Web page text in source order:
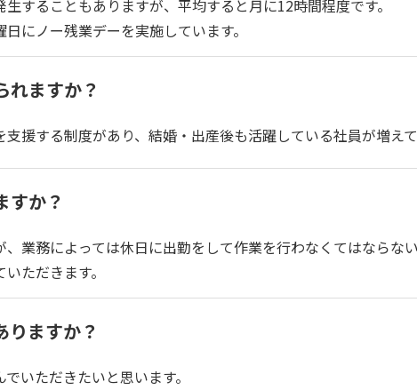
することもありますが、平均すると月に12時間程度です。
にノー残業デーを実施しています。
れますか？
援する制度があり、結婚・出産後も活躍している社員が増えて
すか？
業務によっては休日に出勤をして作業を行わなくてはならない
ただきます。
りますか？
いただきたいと思います。